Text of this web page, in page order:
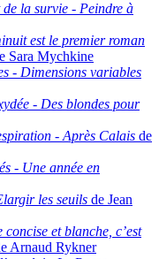
la survie - Peindre à
est le premier roman
Sara Mychkine
- Dimensions variables
- Des blondes pour
-Après Calais de
- Une année en
les seuils de Jean
et blanche, c’est
Arnaud Rykner